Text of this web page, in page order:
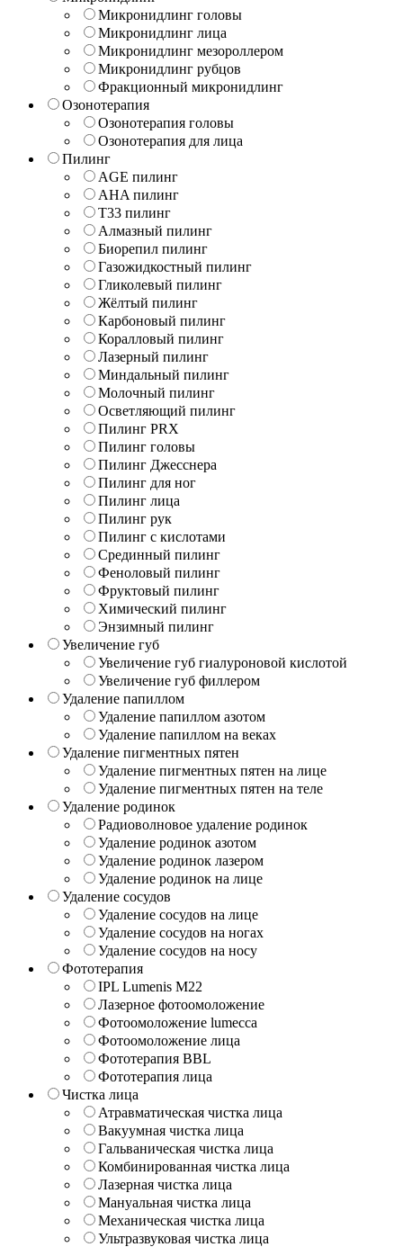
Микронидлинг головы
Микронидлинг лица
Микронидлинг мезороллером
Микронидлинг рубцов
Фракционный микронидлинг
Озонотерапия
Озонотерапия головы
Озонотерапия для лица
Пилинг
AGE пилинг
AHA пилинг
T33 пилинг
Алмазный пилинг
Биорепил пилинг
Газожидкостный пилинг
Гликолевый пилинг
Жёлтый пилинг
Карбоновый пилинг
Коралловый пилинг
Лазерный пилинг
Миндальный пилинг
Молочный пилинг
Осветляющий пилинг
Пилинг PRX
Пилинг головы
Пилинг Джесснера
Пилинг для ног
Пилинг лица
Пилинг рук
Пилинг с кислотами
Срединный пилинг
Феноловый пилинг
Фруктовый пилинг
Химический пилинг
Энзимный пилинг
Увеличение губ
Увеличение губ гиалуроновой кислотой
Увеличение губ филлером
Удаление папиллом
Удаление папиллом азотом
Удаление папиллом на веках
Удаление пигментных пятен
Удаление пигментных пятен на лице
Удаление пигментных пятен на теле
Удаление родинок
Радиоволновое удаление родинок
Удаление родинок азотом
Удаление родинок лазером
Удаление родинок на лице
Удаление сосудов
Удаление сосудов на лице
Удаление сосудов на ногах
Удаление сосудов на носу
Фототерапия
IPL Lumenis M22
Лазерное фотоомоложение
Фотоомоложение lumecca
Фотоомоложение лица
Фототерапия BBL
Фототерапия лица
Чистка лица
Атравматическая чистка лица
Вакуумная чистка лица
Гальваническая чистка лица
Комбинированная чистка лица
Лазерная чистка лица
Мануальная чистка лица
Механическая чистка лица
Ультразвуковая чистка лица